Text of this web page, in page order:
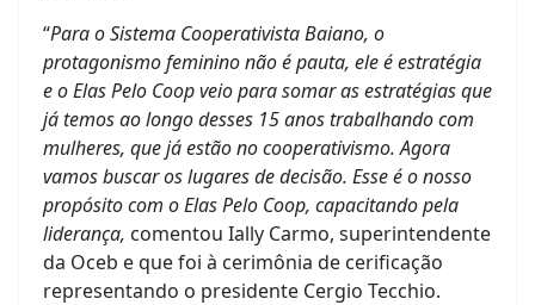
“Para o Sistema Cooperativista Baiano, o
protagonismo feminino não é pauta, ele é estratégia
e o Elas Pelo Coop veio para somar as estratégias que
já temos ao longo desses 15 anos trabalhando com
mulheres, que já estão no cooperativismo. Agora
vamos buscar os lugares de decisão. Esse é o nosso
propósito com o Elas Pelo Coop, capacitando pela
liderança, comentou Ially Carmo, superintendente
da Oceb e que foi à cerimônia de cerificação
representando o presidente Cergio Tecchio.